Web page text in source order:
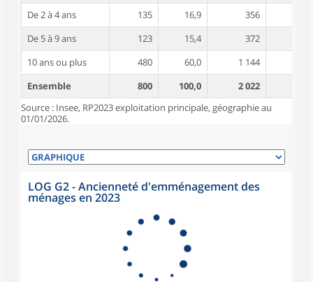
De 2 à 4 ans 135 16,9 356
De 5 à 9 ans
123 15,4 372
10 ans ou plus
480 60,0 1 144
Ensemble
800 100,0 2 022
Source : Insee, RP2023 exploitation principale, géographie au
01/01/2026.
LOG G2 - Ancienneté d'emménagement des
ménages en 2023